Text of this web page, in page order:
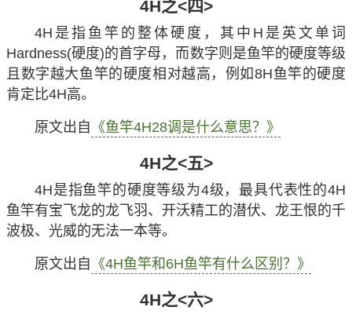
4H之<四>
4H是指鱼竿的整体硬度，其中H是英文单词
Hardness(硬度)的首字母，而数字则是鱼竿的硬度等级
且数字越大鱼竿的硬度相对越高，例如8H鱼竿的硬度
肯定比4H高。
原文出自 《鱼竿4H28调是什么意思？》
4H之<五>
4H是指鱼竿的硬度等级为4级，最具代表性的4H
鱼竿有宝飞龙的龙飞羽、开沃精工的潜伏、龙王恨的千
波极、光威的无法一本等。
原文出自 《4H鱼竿和6H鱼竿有什么区别？》
4H之<六>